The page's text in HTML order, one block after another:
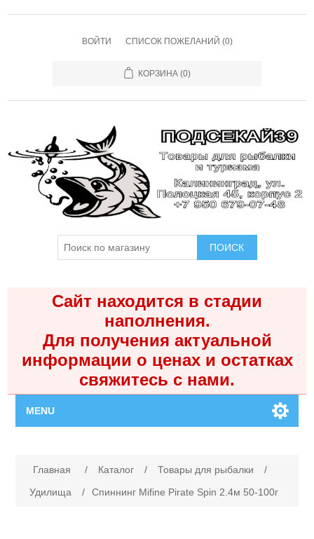
ВОЙТИ СПИСОК ПОЖЕЛАНИЙ (0)
КОРЗИНА (0)
ПОИСК
Сайт находится в стадии
наполнения.
Для получения актуальной
информации о ценах и остатках
свяжитесь с нами.
MENU
Каталог
Главная / Каталог / Товары для рыбалки
/
Удилища
/ Спиннинг Mifine Pirate Spin 2.4м 50-100г